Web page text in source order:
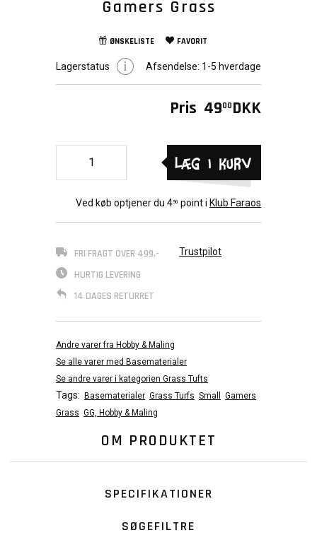
Gamers Grass
ØNSKELISTE FAVORIT
Lagerstatus Afsendelse: 1-5 hverdage
Pris 4900 DKK
Læg i kurv
Ved køb optjener du 490 point i Klub Faraos
FRI FRAGT OVER 499,-
HURTIG LEVERING
14 DAGES RETURRET
Trustpilot
Andre varer fra Hobby & Maling
Se alle varer med Basematerialer
Se andre varer i kategorien Grass Tufts
Tags: Basematerialer Grass Turfs Small
Gamers
Grass GG, Hobby & Maling
OM PRODUKTET
SPECIFIKATIONER
SØGEFILTRE